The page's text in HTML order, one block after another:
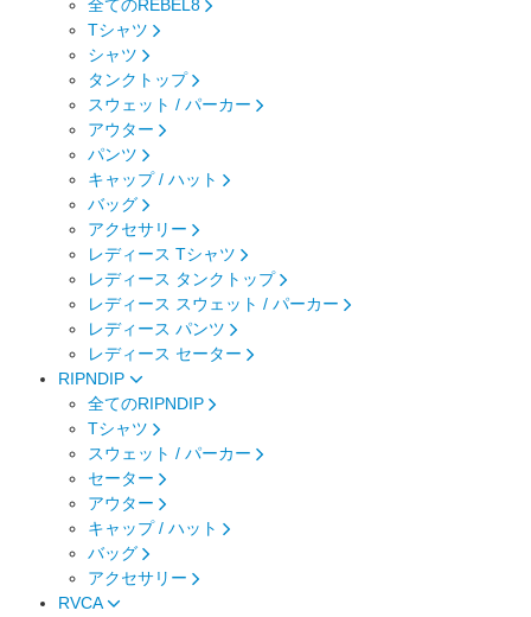
全てのREBEL8
Tシャツ
シャツ
タンクトップ
スウェット / パーカー
アウター
パンツ
キャップ / ハット
バッグ
アクセサリー
レディース Tシャツ
レディース タンクトップ
レディース スウェット / パーカー
レディース パンツ
レディース セーター
RIPNDIP
全てのRIPNDIP
Tシャツ
スウェット / パーカー
セーター
アウター
キャップ / ハット
バッグ
アクセサリー
RVCA